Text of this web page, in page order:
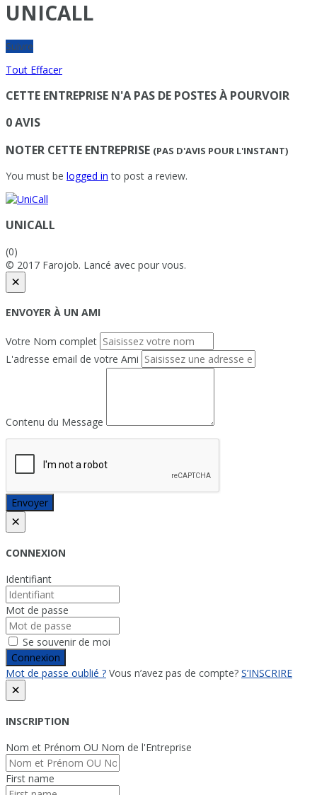
UNICALL
Suivre
Tout Effacer
CETTE ENTREPRISE N'A PAS DE POSTES À POURVOIR
0 AVIS
NOTER CETTE ENTREPRISE (PAS D'AVIS POUR L'INSTANT)
You must be logged in to post a review.
UNICALL
(0)
© 2017 Farojob. Lancé avec pour vous.
×
ENVOYER À UN AMI
Votre Nom complet
L'adresse email de votre Ami
Contenu du Message
Envoyer
×
CONNEXION
Identifiant
Mot de passe
Se souvenir de moi
Connexion
Mot de passe oublié ? Vous n’avez pas de compte? S’INSCRIRE
×
INSCRIPTION
Nom et Prénom OU Nom de l'Entreprise
First name